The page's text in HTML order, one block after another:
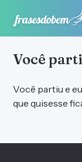
Você
Você partiu e
que quisesse